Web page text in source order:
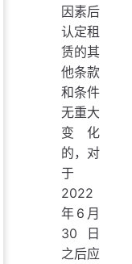
因素后
认定租
赁的其
他条款
和条件
无重大
变化
的，对
于
2022
年6月
30日
之后应